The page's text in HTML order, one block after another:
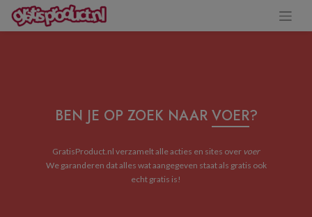
BEN JE OP ZOEK NAAR VOER?
GratisProduct.nl verzamelt alle acties en sites over voer
We garanderen dat alles wat aangegeven staat als gratis ook
echt gratis is!